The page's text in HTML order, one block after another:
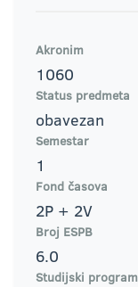
Akronim
1060
Status predmeta
obavezan
Semestar
1
Fond časova
2P + 2V
Broj ESPB
6.0
Studijski program